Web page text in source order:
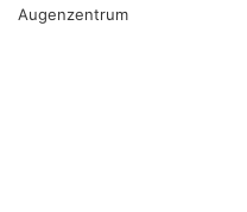
Augenzentrum